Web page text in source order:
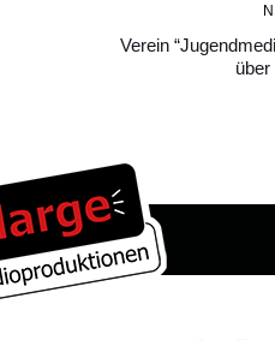
Artikel
Verein
über